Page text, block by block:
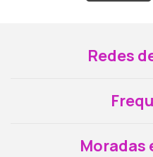
Redes
Moradas